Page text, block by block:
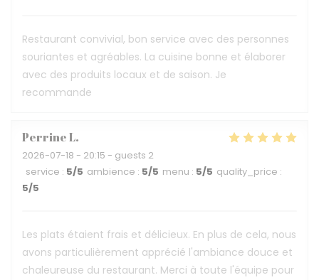
Restaurant convivial, bon service avec des personnes
souriantes et agréables. La cuisine bonne et élaborer
avec des produits locaux et de saison. Je
recommande
PerrineL
2026-07-18 - 20:15 - guests 2
service : 5/5 ambience : 5/5 menu : 5/5 quality_price :
5/5
Les plats étaient frais et délicieux. En plus de cela, nous
avons particulièrement apprécié l'ambiance douce et
chaleureuse du restaurant. Merci à toute l'équipe pour